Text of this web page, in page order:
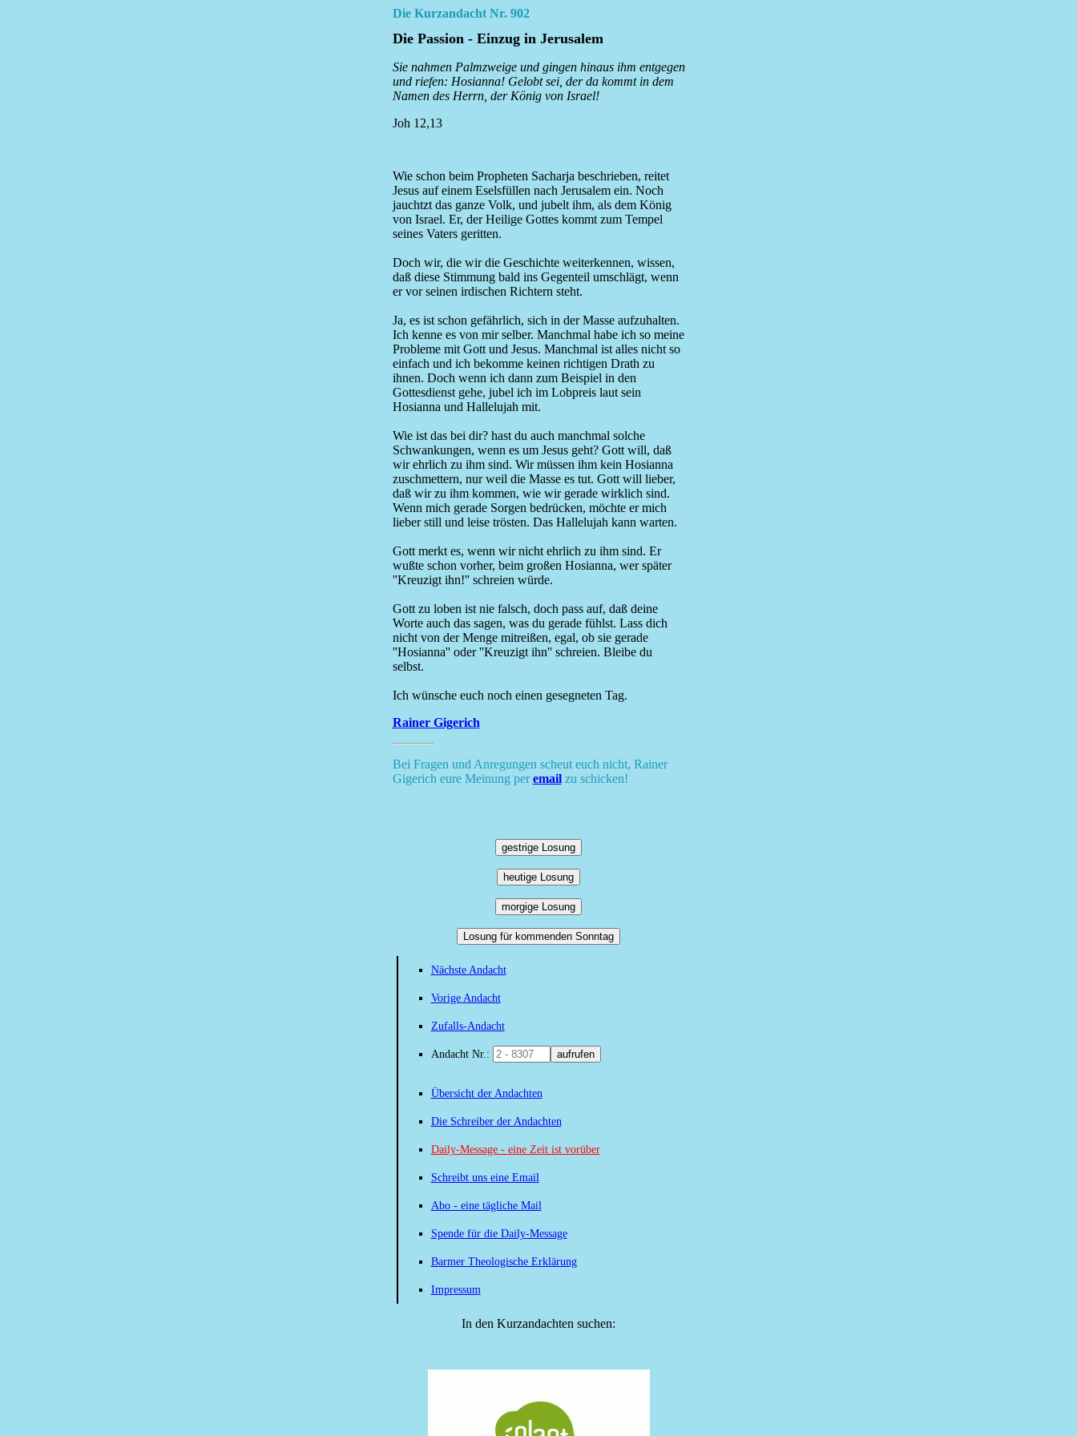
Die Kurzandacht Nr. 902
Die Passion - Einzug in Jerusalem
Sie nahmen Palmzweige und gingen hinaus ihm entgegen
und riefen: Hosianna! Gelobt sei, der da kommt in dem
Namen des Herrn, der König von Israel!
Joh 12,13
Wie schon beim Propheten Sacharja beschrieben, reitet
Jesus auf einem Eselsfüllen nach Jerusalem ein. Noch
jauchtzt das ganze Volk, und jubelt ihm, als dem König
von Israel. Er, der Heilige Gottes kommt zum Tempel
seines Vaters geritten.
Doch wir, die wir die Geschichte weiterkennen, wissen,
daß diese Stimmung bald ins Gegenteil umschlägt, wenn
er vor seinen irdischen Richtern steht.
Ja, es ist schon gefährlich, sich in der Masse aufzuhalten.
Ich kenne es von mir selber. Manchmal habe ich so meine
Probleme mit Gott und Jesus. Manchmal ist alles nicht so
einfach und ich bekomme keinen richtigen Drath zu
ihnen. Doch wenn ich dann zum Beispiel in den
Gottesdienst gehe, jubel ich im Lobpreis laut sein
Hosianna und Hallelujah mit.
Wie ist das bei dir? hast du auch manchmal solche
Schwankungen, wenn es um Jesus geht? Gott will, daß
wir ehrlich zu ihm sind. Wir müssen ihm kein Hosianna
zuschmettern, nur weil die Masse es tut. Gott will lieber,
daß wir zu ihm kommen, wie wir gerade wirklich sind.
Wenn mich gerade Sorgen bedrücken, möchte er mich
lieber still und leise trösten. Das Hallelujah kann warten.
Gott merkt es, wenn wir nicht ehrlich zu ihm sind. Er
wußte schon vorher, beim großen Hosianna, wer später
''Kreuzigt ihn!'' schreien würde.
Gott zu loben ist nie falsch, doch pass auf, daß deine
Worte auch das sagen, was du gerade fühlst. Lass dich
nicht von der Menge mitreißen, egal, ob sie gerade
''Hosianna'' oder ''Kreuzigt ihn'' schreien. Bleibe du
selbst.
Ich wünsche euch noch einen gesegneten Tag.
Rainer Gigerich
Bei Fragen und Anregungen scheut euch nicht, Rainer
Gigerich eure Meinung peremailzu schicken!
gestrige Losung
heutige Losung
morgige Losung
Losung für kommenden Sonntag
Nächste Andacht
Vorige Andacht
Zufalls-Andacht
Andacht Nr.: aufrufen
Übersicht der Andachten
Die Schreiber der Andachten
Daily-Message - eine Zeit ist vorüber
Schreibt uns eine Email
Abo - eine tägliche Mail
Spende für die Daily-Message
Barmer Theologische Erklärung
Impressum
In den Kurzandachten suchen: